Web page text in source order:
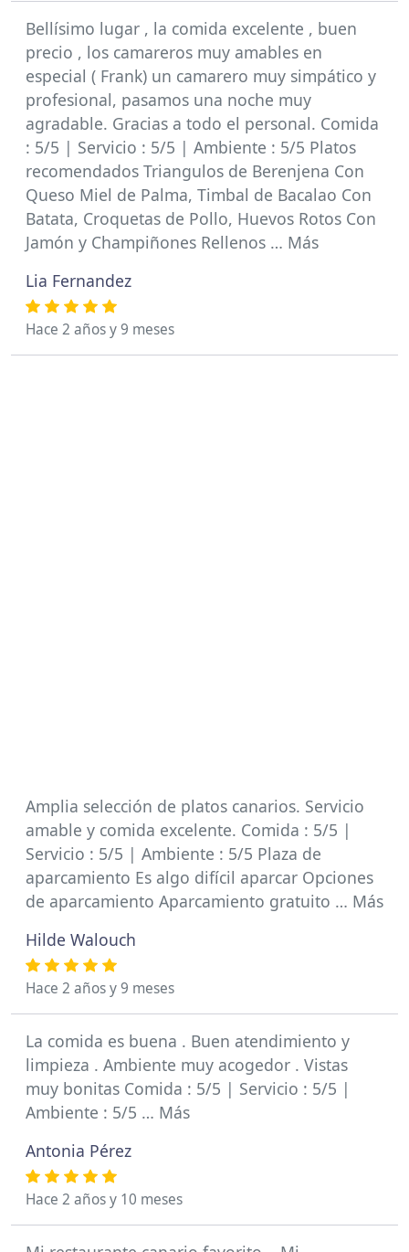
Bellísimo lugar , la comida excelente , buen
precio , los camareros muy amables en
especial ( Frank) un camarero muy simpático y
profesional, pasamos una noche muy
agradable. Gracias a todo el personal. Comida
: 5/5 | Servicio : 5/5 | Ambiente : 5/5 Platos
recomendados Triangulos de Berenjena Con
Queso Miel de Palma, Timbal de Bacalao Con
Batata, Croquetas de Pollo, Huevos Rotos Con
Jamón y Champiñones Rellenos … Más
Lia Fernandez
Hace 2 años y 9 meses
Amplia selección de platos canarios. Servicio
amable y comida excelente. Comida : 5/5 |
Servicio : 5/5 | Ambiente : 5/5 Plaza de
aparcamiento Es algo difícil aparcar Opciones
de aparcamiento Aparcamiento gratuito … Más
Hilde Walouch
Hace 2 años y 9 meses
La comida es buena . Buen atendimiento y
limpieza . Ambiente muy acogedor . Vistas
muy bonitas Comida : 5/5 | Servicio : 5/5 |
Ambiente : 5/5 … Más
Antonia Pérez
Hace 2 años y 10 meses